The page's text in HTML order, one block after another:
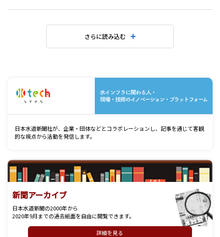
さらに読み込む
日本水道新聞社が、企業・団体などとコラボレーションし、記事を通じて客観
的な視点から活動を発信します。
新聞アーカイブ
日本水道新聞の2000年から
2020年9月までの過去紙面を自由に閲覧できます。
詳細を見る